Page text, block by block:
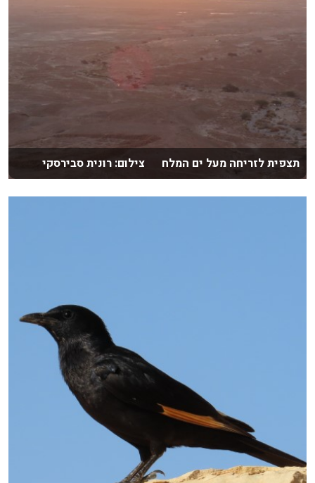
תצפית לזריחה מעל ים המלח צילום: רונית סבירסקי